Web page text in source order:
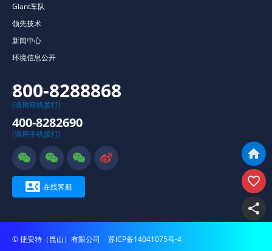



Giant车队
领先技术
新闻中心
环境信息公开
800-8288868
(请用座机拨打)
400-8282690
(请用手机拨打)
   
 在线客服
© 捷安特（昆山）有限公司 苏ICP备14041075号-4